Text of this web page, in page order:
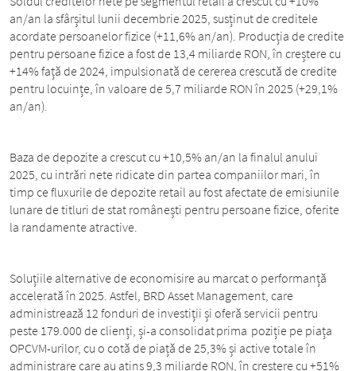
an/an la sfârșitul lunii decembrie 2025, susținut de creditele
acordate persoanelor fizice (+11,6% an/an). Producția de credite
pentru persoane fizice a fost de 13,4 miliarde RON, în creștere cu
+14% față de 2024, impulsionată de cererea crescută de credite
pentru locuințe, în valoare de 5,7 miliarde RON în 2025 (+29,1%
an/an).
Baza de depozite a crescut cu +10,5% an/an la finalul anului
2025, cu intrări nete ridicate din partea companiilor mari, în
timp ce fluxurile de depozite retail au fost afectate de emisiunile
lunare de titluri de stat românești pentru persoane fizice, oferite
la randamente atractive.
Soluțiile alternative de economisire au marcat o performanță
accelerată în 2025. Astfel, BRD Asset Management, care
administrează 12 fonduri de investiții și oferă servicii pentru
peste 179.000 de clienți, și-a consolidatprima poziție pe piața
OPCVM-urilor, cu o cotă de piață de 25,3% și active totale în
administrare care au atins 9,3 miliarde RON, în creștere cu +51%